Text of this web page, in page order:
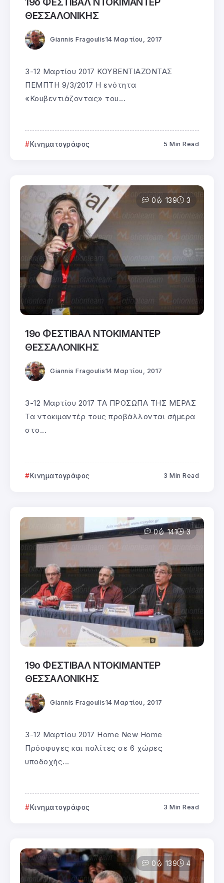
ΘΕΣΣΑΛΟΝΙΚΗΣ
Giannis Fragoulis14 Μαρτίου, 2017
3-12 Μαρτίου 2017 ΚΟΥΒΕΝΤΙΑΖΟΝΤΑΣ
ΠΕΜΠΤΗ 9/3/2017 Η ενότητα
«Κουβεντιάζοντας» του...
Κινηματογράφος 5 Min Read
0 139 3
19ο ΦΕΣΤΙΒΑΛ ΝΤΟΚΙΜΑΝΤΕΡ
ΘΕΣΣΑΛΟΝΙΚΗΣ
Giannis Fragoulis14 Μαρτίου, 2017
3-12 Μαρτίου 2017 ΤΑ ΠΡΟΣΩΠΑ ΤΗΣ ΜΕΡΑΣ
Τα ντοκιμαντέρ τους προβάλλονται σήμερα
στο...
Κινηματογράφος 3 Min Read
0 141 3
19ο ΦΕΣΤΙΒΑΛ ΝΤΟΚΙΜΑΝΤΕΡ
ΘΕΣΣΑΛΟΝΙΚΗΣ
Giannis Fragoulis14 Μαρτίου, 2017
3-12 Μαρτίου 2017 Home New Home
Πρόσφυγες και πολίτες σε 6 χώρες
υποδοχής...
Κινηματογράφος 3 Min Read
0 139 4